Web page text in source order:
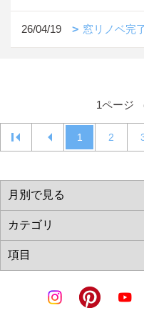
26/04/19 窓リノベ完
1ページ
1 2